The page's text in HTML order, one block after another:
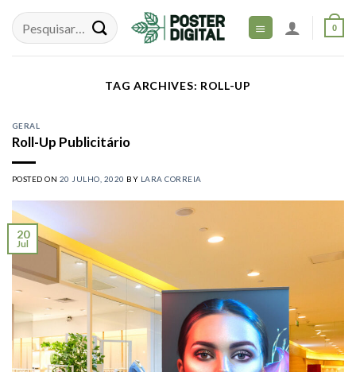
content
0
TAG ARCHIVES: ROLL-UP
GERAL
Roll-Up Publicitário
POSTED ON 20 JULHO, 2020 BY LARA CORREIA
20
Jul